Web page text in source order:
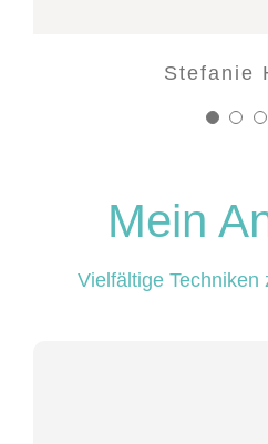
Stefanie
Mein
Vielfältige Techniken